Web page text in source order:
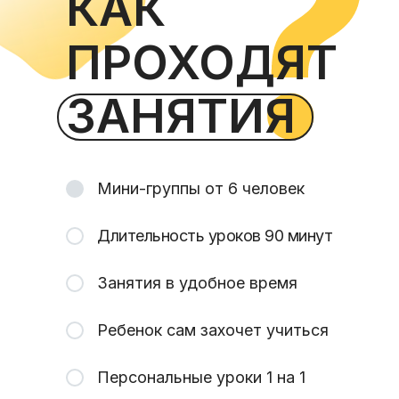
ПРОХОДЯТ
ЗАНЯТИЯ
Мини-группы от 6 человек
Длительность уроков 90 минут
Занятия в удобное время
Ребенок сам захочет учиться
Персональные уроки 1 на 1